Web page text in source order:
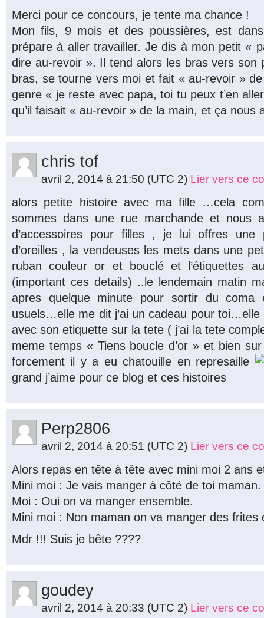
Merci pour ce concours, je tente ma chance !
Mon fils, 9 mois et des poussières, est
prépare à aller travailler. Je dis à mon petit «
dire au-revoir ». Il tend alors les bras vers son
bras, se tourne vers moi et fait « au-revoir »
genre « je reste avec papa, toi tu peux t’en
qu’il faisait « au-revoir » de la main, et ça nous
chris tof
avril 2, 2014 à 21:50 (UTC 2) Lier vers ce
alors petite histoire avec ma fille …cela
sommes dans une rue marchande et nous
d’accessoires pour filles , je lui offres une
d’oreilles , la vendeuses les mets dans une
ruban couleur or et bouclé et l’étiquettes
(important ces details) ..le lendemain matin
apres quelque minute pour sortir du
usuels…elle me dit j’ai un cadeau pour
avec son etiquette sur la tete ( j’ai la tete
meme temps « Tiens boucle d’or » et bien
forcement il y a eu chatouille en represaille
grand j’aime pour ce blog et ces histoires
Perp2806
avril 2, 2014 à 20:51 (UTC 2) Lier vers ce
Alors repas en tête à tête avec mini moi 2 ans
Mini moi : Je vais manger à côté de toi maman.
Moi : Oui on va manger ensemble.
Mini moi : Non maman on va manger des frites
Mdr !!! Suis je bête ????
goudey
avril 2, 2014 à 20:33 (UTC 2) Lier vers ce